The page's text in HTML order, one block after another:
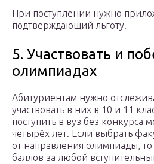
При поступлении нужно
подтверждающий льготу.
5. Участвовать и
олимпиадах
Абитуриентам нужно
участвовать в них в 10 и 11
поступить в вуз без конкурса
четырёх лет. Если выбрать
от направления олимпиады, то
баллов за любой